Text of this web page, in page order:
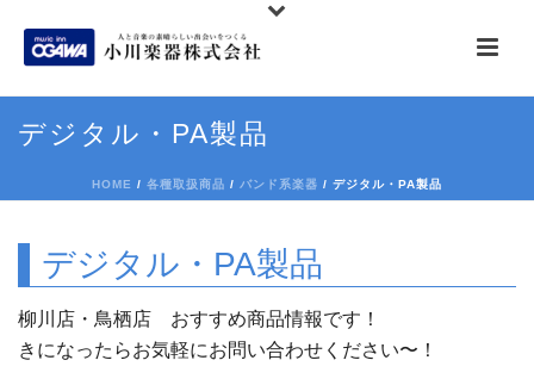
デジタル・PA製品
HOME / 各種取扱商品 / バンド系楽器 / デジタル・PA製品
デジタル・PA製品
柳川店・鳥栖店 おすすめ商品情報です！
きになったらお気軽にお問い合わせください〜！